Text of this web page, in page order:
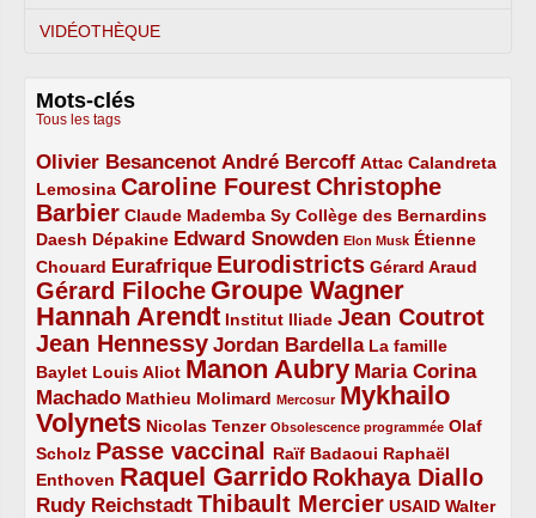
VIDÉOTHÈQUE
Mots-clés
Tous les tags
Olivier Besancenot
3/5 André Bercoff
3/5 Attac
2/5
Calandreta
Lemosina
2/5 Caroline Fourest
4/5
Christophe
Barbier
4/5 Claude Mademba Sy
2/5 Collège des Bernardins
2/5
Daesh
2/5 Dépakine
2/5 Edward Snowden
3/5 Elon Musk
1/5
Étienne
Chouard
2/5 Eurafrique
3/5 Eurodistricts
4/5 Gérard Araud
2/5
Gérard Filoche
4/5 Groupe Wagner
5/5
Hannah Arendt
5/5 Institut Iliade
2/5 Jean Coutrot
4/5
Jean Hennessy
4/5 Jordan Bardella
3/5
La famille
Baylet
2/5 Louis Aliot
2/5 Manon Aubry
5/5
Maria Corina
Machado
3/5 Mathieu Molimard
2/5 Mercosur
1/5
Mykhailo
Volynets
5/5 Nicolas Tenzer
2/5 Obsolescence programmée
1/5
Olaf
Scholz
2/5 Passe vaccinal
4/5 Raïf Badaoui
2/5
Raphaël
Enthoven
2/5 Raquel Garrido
5/5 Rokhaya Diallo
4/5
Rudy Reichstadt
3/5 Thibault Mercier
4/5 USAID
2/5 Walter